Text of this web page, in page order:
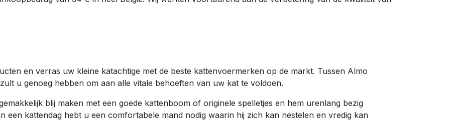
en verras uw kleine katachtige met de beste kattenvoermerken op de markt. Tussen Almo
u genoeg hebben om aan alle vitale behoeften van uw kat te voldoen.
blij maken met een goede kattenboom of originele spelletjes en hem urenlang bezig
een kattendag hebt u een comfortabele mand nodig waarin hij zich kan nestelen en vredig kan